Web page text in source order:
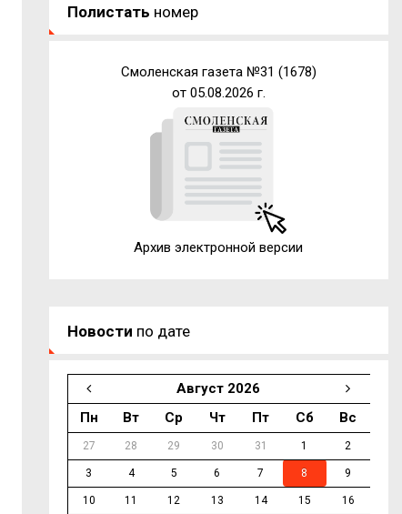
Полистать номер
Смоленская газета №31 (1678)
от 05.08.2026 г.
Архив электронной версии
Новости по дате
Август 2026
Пн
Вт Ср Чт Пт Сб Вс
27 28 29 30 31 1 2
3 4 5 6 7 8 9
10 11 12 13 14 15 16